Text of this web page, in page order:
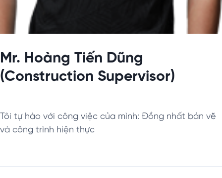
Mr. Hoàng Tiến Dũng
(Construction Supervisor)
Tôi tự hào với công việc của mình: Đồng nhất bản vẽ
và công trình hiện thực